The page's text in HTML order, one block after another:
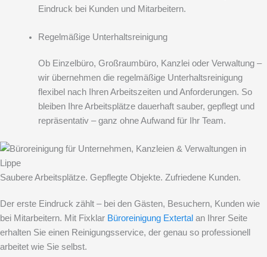
Eindruck bei Kunden und Mitarbeitern.
Regelmäßige Unterhaltsreinigung
Ob Einzelbüro, Großraumbüro, Kanzlei oder Verwaltung –
wir übernehmen die regelmäßige Unterhaltsreinigung
flexibel nach Ihren Arbeitszeiten und Anforderungen. So
bleiben Ihre Arbeitsplätze dauerhaft sauber, gepflegt und
repräsentativ – ganz ohne Aufwand für Ihr Team.
Saubere Arbeitsplätze. Gepflegte Objekte. Zufriedene Kunden.
Der erste Eindruck zählt – bei den Gästen, Besuchern, Kunden wie
bei Mitarbeitern. Mit Fixklar Büroreinigung Extertal an Ihrer Seite
erhalten Sie einen Reinigungsservice, der genau so professionell
arbeitet wie Sie selbst.